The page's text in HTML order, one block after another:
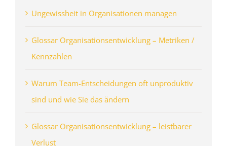
Ungewissheit in Organisationen managen
Glossar Organisationsentwicklung – Metriken /
Kennzahlen
Warum Team-Entscheidungen oft unproduktiv
sind und wie Sie das ändern
Glossar Organisationsentwicklung – leistbarer
Verlust